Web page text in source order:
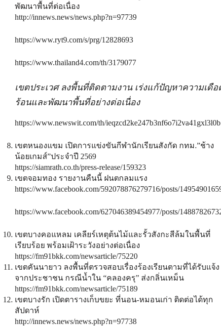
พัฒนาพื้นที่ต่อเนื่อง
http://innews.news/news.php?n=97739
https://www.ryt9.com/s/prg/12828693
https://www.thailand4.com/th/3179077
เขตประเวศ ลงพื้นที่ติดตามงาน เร่งแก้ปัญหาความเดือ
ร้อนและพัฒนาพื้นที่อย่างต่อเนื่อง
https://www.newswit.com/th/ieqzcd2ke247b3nf6o7i2va41gxl3l0b
เขตหนองแขม เปิดการแข่งขันกีฬานักเรียนสังกัด กทม.”ช้าง
น้อยเกมส์”ประจำปี 2569
https://siamrath.co.th/press-release/159323
เขตจอมทอง รายงานคืนนี้ ฝนตกลมแรง
https://www.facebook.com/592078876279716/posts/
https://www.facebook.com/627046389454977/posts/
เขตบางคอแหลม เคลียร์เหตุต้นไม้และรั้วสังกะสีล้มในพื้นที่
เรียบร้อย พร้อมเฝ้าระวังอย่างต่อเนื่อง
https://fm91bkk.com/newsarticle/75220
เขตคันนายาว ลงพื้นที่ตรวจสอบเรื่องร้องเรียนตามที่ได้รับแจ้ง
จากประชาชน กรณีน้ำใน “คลองครุ” ส่งกลิ่นเหม็น
https://fm91bkk.com/newsarticle/75189
เขตบางรัก เปิดตารางเก็บขยะ ที่นอน-หมอนเก่า ติดต่อได้ทุก
สัปดาห์
http://innews.news/news.php?n=97738